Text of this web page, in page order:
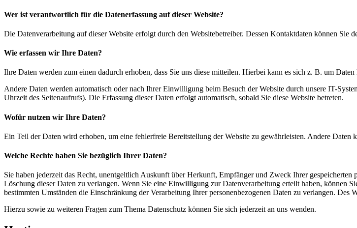
Wer ist verantwortlich für die Datenerfassung auf dieser Website?
Die Datenverarbeitung auf dieser Website erfolgt durch den Websitebetreiber. Dessen Kontaktdaten können
Wie erfassen wir Ihre Daten?
Ihre Daten werden zum einen dadurch erhoben, dass Sie uns diese mitteilen. Hierbei kann es sich z. B. um
Andere Daten werden automatisch oder nach Ihrer Einwilligung beim Besuch der Website durch unsere IT-
Uhrzeit des Seitenaufrufs). Die Erfassung dieser Daten erfolgt automatisch, sobald Sie diese Website betreten.
Wofür nutzen wir Ihre Daten?
Ein Teil der Daten wird erhoben, um eine fehlerfreie Bereitstellung der Website zu gewährleisten. Andere Daten
Welche Rechte haben Sie bezüglich Ihrer Daten?
Sie haben jederzeit das Recht, unentgeltlich Auskunft über Herkunft, Empfänger und Zweck Ihrer
Löschung dieser Daten zu verlangen. Wenn Sie eine Einwilligung zur Datenverarbeitung erteilt haben, können
bestimmten Umständen die Einschränkung der Verarbeitung Ihrer personenbezogenen Daten zu verlangen.
Hierzu sowie zu weiteren Fragen zum Thema Datenschutz können Sie sich jederzeit an uns wenden.